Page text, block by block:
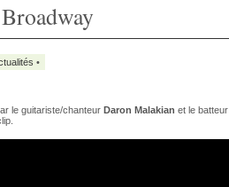
•
le guitariste/chanteur Daron Malakian et le batteur